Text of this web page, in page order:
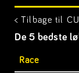
< Tilbage til
De 5 bedste
Race